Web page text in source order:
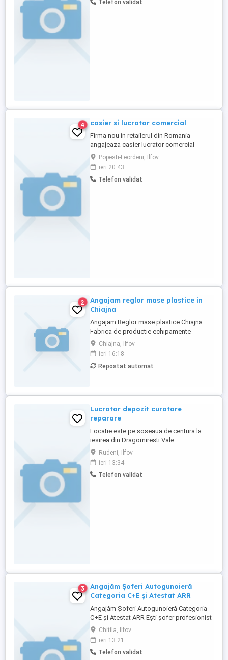
contra cost Minim. 6 luni contract de
Telefon validat
4 casier si lucrator comercial
Firma nou in retailerul din Romania
angajeaza casier lucrator comercial
pentru locatia din Sos. Oltenitei 13 bis !
Pachetul salarial : 3300 Ron + 800 Ron
bonuri ! Magazin alimentar si zona de
bistro. Se ofera perioada de training .
Popesti-Leordeni, Ilfov
ieri 20:43
Telefon validat
2
Angajam reglor mase plastice in
Chiajna
Angajam Reglor mase plastice Chiajna
Fabrica de productie echipamente
sportive angajeaza Reglor mase plastice.
Descriere job: - reglarea la parametrii
optimi a utilajelor; - verificarea si
supravegherea in timpul functionarii a
Chiajna, Ilfov
ieri 16:18
Repostat automat
Lucrator depozit curatare
reparare
Locatie este pe soseaua de centura la
iesirea din Dragomiresti Vale
Responsabilitatile postului: activităţi de
curăţare şi reparare a cofrajelor şi
schelelor, precum şi a tuturor accesoriilor
care au fost închiriate clienţilor, activităţi
Rudeni, Ilfov
ieri 13:34
Telefon validat
3
Angajăm Șoferi Autogunoieră
Categoria C+E și Atestat ARR
Angajăm Șoferi Autogunoieră Categoria
C+E și Atestat ARR Ești șofer profesionist
și cauți un loc de muncă stabil într-o
echipă serioasă? Alătură-te companiei
noastre! Cerințe: Permis categoria C+E
Atestat ARR valabil Experiența pe
Chitila, Ilfov
ieri 13:21
Telefon validat